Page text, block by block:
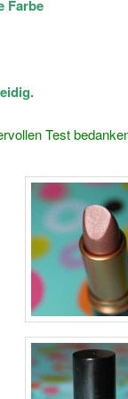
Farbe
Test